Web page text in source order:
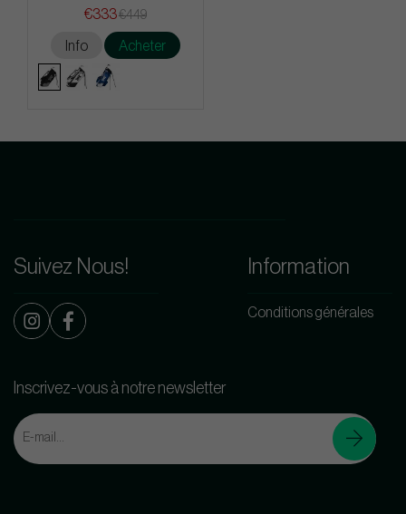
€333€449
Info Acheter
Suivez Nous! Information
Conditions générales
Inscrivez-vous à notre newsletter